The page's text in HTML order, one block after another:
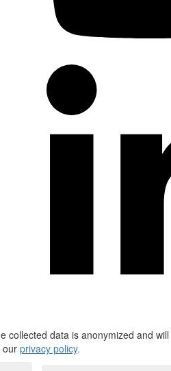
collected data is anonymized and
our privacy policy.